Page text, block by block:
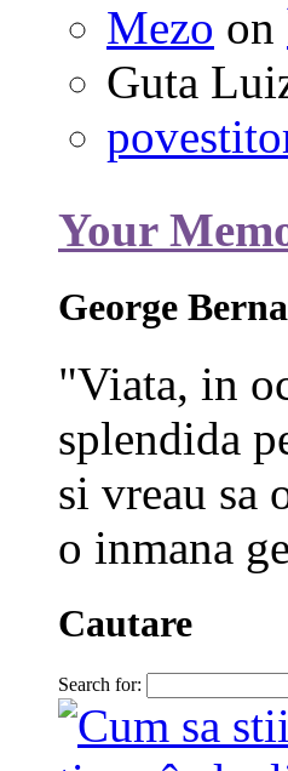
Mezo on
Guta
Your
George
"Viata, in
splendida
si vreau sa
o inmana
Cautare
Search for: